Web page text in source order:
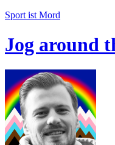
Sport ist Mord
Jog around